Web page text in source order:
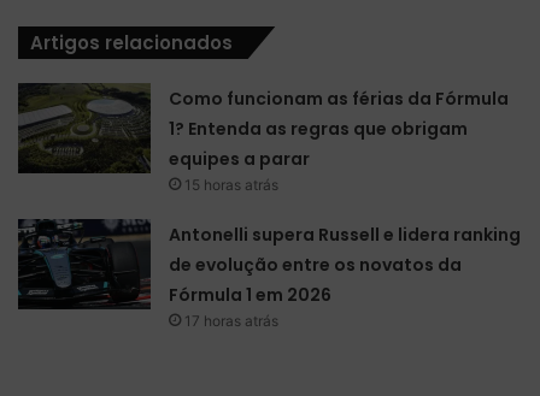
Artigos relacionados
Como funcionam as férias da Fórmula
1? Entenda as regras que obrigam
equipes a parar
15 horas atrás
Antonelli supera Russell e lidera ranking
de evolução entre os novatos da
Fórmula 1 em 2026
17 horas atrás